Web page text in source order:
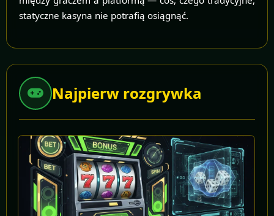
statyczne kasyna nie potrafią osiągnąć.
Najpierw rozgrywka